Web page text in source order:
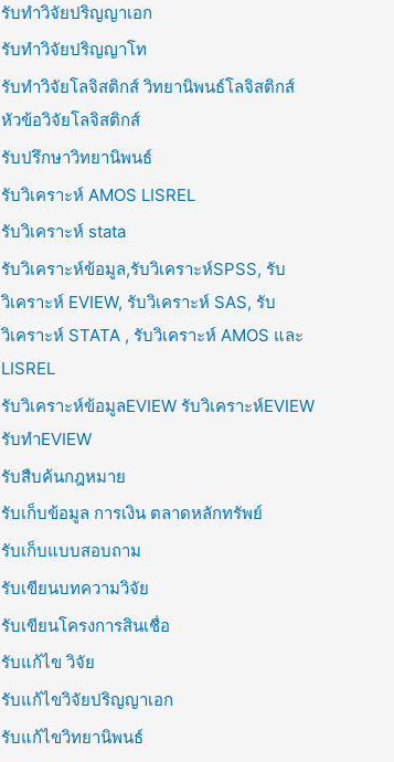
รับทำวิจัยปริญญาเอก
รับทำวิจัยปริญญาโท
รับทำวิจัยโลจิสติกส์ วิทยานิพนธ์โลจิสติกส์
หัวข้อวิจัยโลจิสติกส์
รับปรึกษาวิทยานิพนธ์
รับวิเคราะห์ AMOS LISREL
รับวิเคราะห์ stata
รับวิเคราะห์ข้อมูล,รับวิเคราะห์SPSS, รับ
วิเคราะห์ EVIEW, รับวิเคราะห์ SAS, รับ
วิเคราะห์ STATA , รับวิเคราะห์ AMOS และ
LISREL
รับวิเคราะห์ข้อมูลEVIEW รับวิเคราะห์EVIEW
รับทำEVIEW
รับสืบค้นกฎหมาย
รับเก็บข้อมูล การเงิน ตลาดหลักทรัพย์
รับเก็บแบบสอบถาม
รับเขียนบทความวิจัย
รับเขียนโครงการสินเชื่อ
รับแก้ไข วิจัย
รับแก้ไขวิจัยปริญญาเอก
รับแก้ไขวิทยานิพนธ์